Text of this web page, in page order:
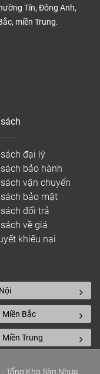
Tín, Đông Anh,
miền Trung.
đại lý
bảo hành
vận chuyển
bảo mật
đổi trả
về giá
khiếu nại
Miền Bắc
Trung
Tổng Kho Sàn Nhựa